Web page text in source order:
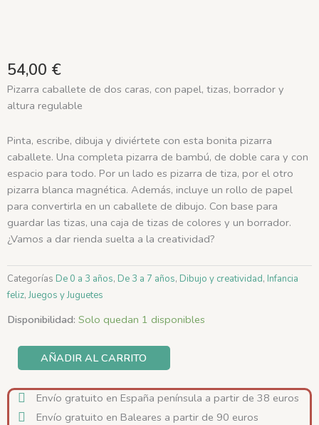
54,00 €
Pizarra caballete de dos caras, con papel, tizas, borrador y
altura regulable
Pinta, escribe, dibuja y diviértete con esta bonita pizarra
caballete. Una completa pizarra de bambú, de doble cara y con
espacio para todo. Por un lado es pizarra de tiza, por el otro
pizarra blanca magnética. Además, incluye un rollo de papel
para convertirla en un caballete de dibujo. Con base para
guardar las tizas, una caja de tizas de colores y un borrador.
¿Vamos a dar rienda suelta a la creatividad?
Categorías De 0 a 3 años, De 3 a 7 años, Dibujo y creatividad, Infancia
feliz,Juegos y Juguetes
Disponibilidad: Solo quedan 1 disponibles
Pizarra
Bambú
cantidad
AÑADIR AL CARRITO
Envío gratuito en España península a partir de 38 euros
Envío gratuito en Baleares a partir de 90 euros